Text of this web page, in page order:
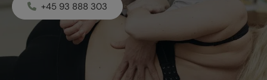
+45 93 888 303